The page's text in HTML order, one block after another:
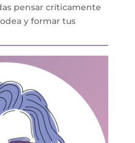
pensar críticamente
y formar tus